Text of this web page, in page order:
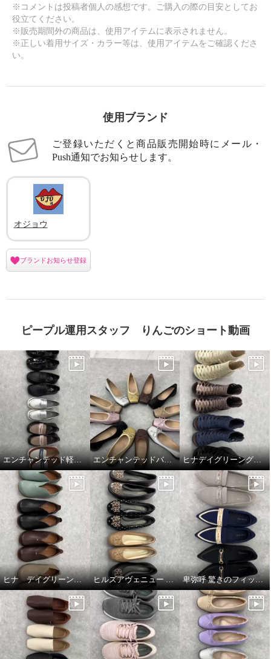
× 商品紹介
※コメントは投稿者個人の感想です。ご購入の際の目安としてお
役立てください。
※販売期間外の商品は、使用アイテムに表示されません。
※正しい着用サイズ・カラー等は、使用アイテムをご確認くださ
い。
使用ブランド
ご登録いただくと商品販売開始時にメール・
Push通知でお知らせします。
オジョウ
ブランドお知らせ登録
ピープル運用スタッフ りんごのショート動画
エンチャンテッド軽量コインローファー エンチャンテッドバレエシューズ ヒナデイグリーングラディエーターブーティ
ヒナ デイグリーン 上質素材が足をつつむ オブリークトゥシューズ ヒルズアヴェニュー ウェーブソールパンプス 卑弥呼 驚きのフィット感 すっと履ける ニットローファー